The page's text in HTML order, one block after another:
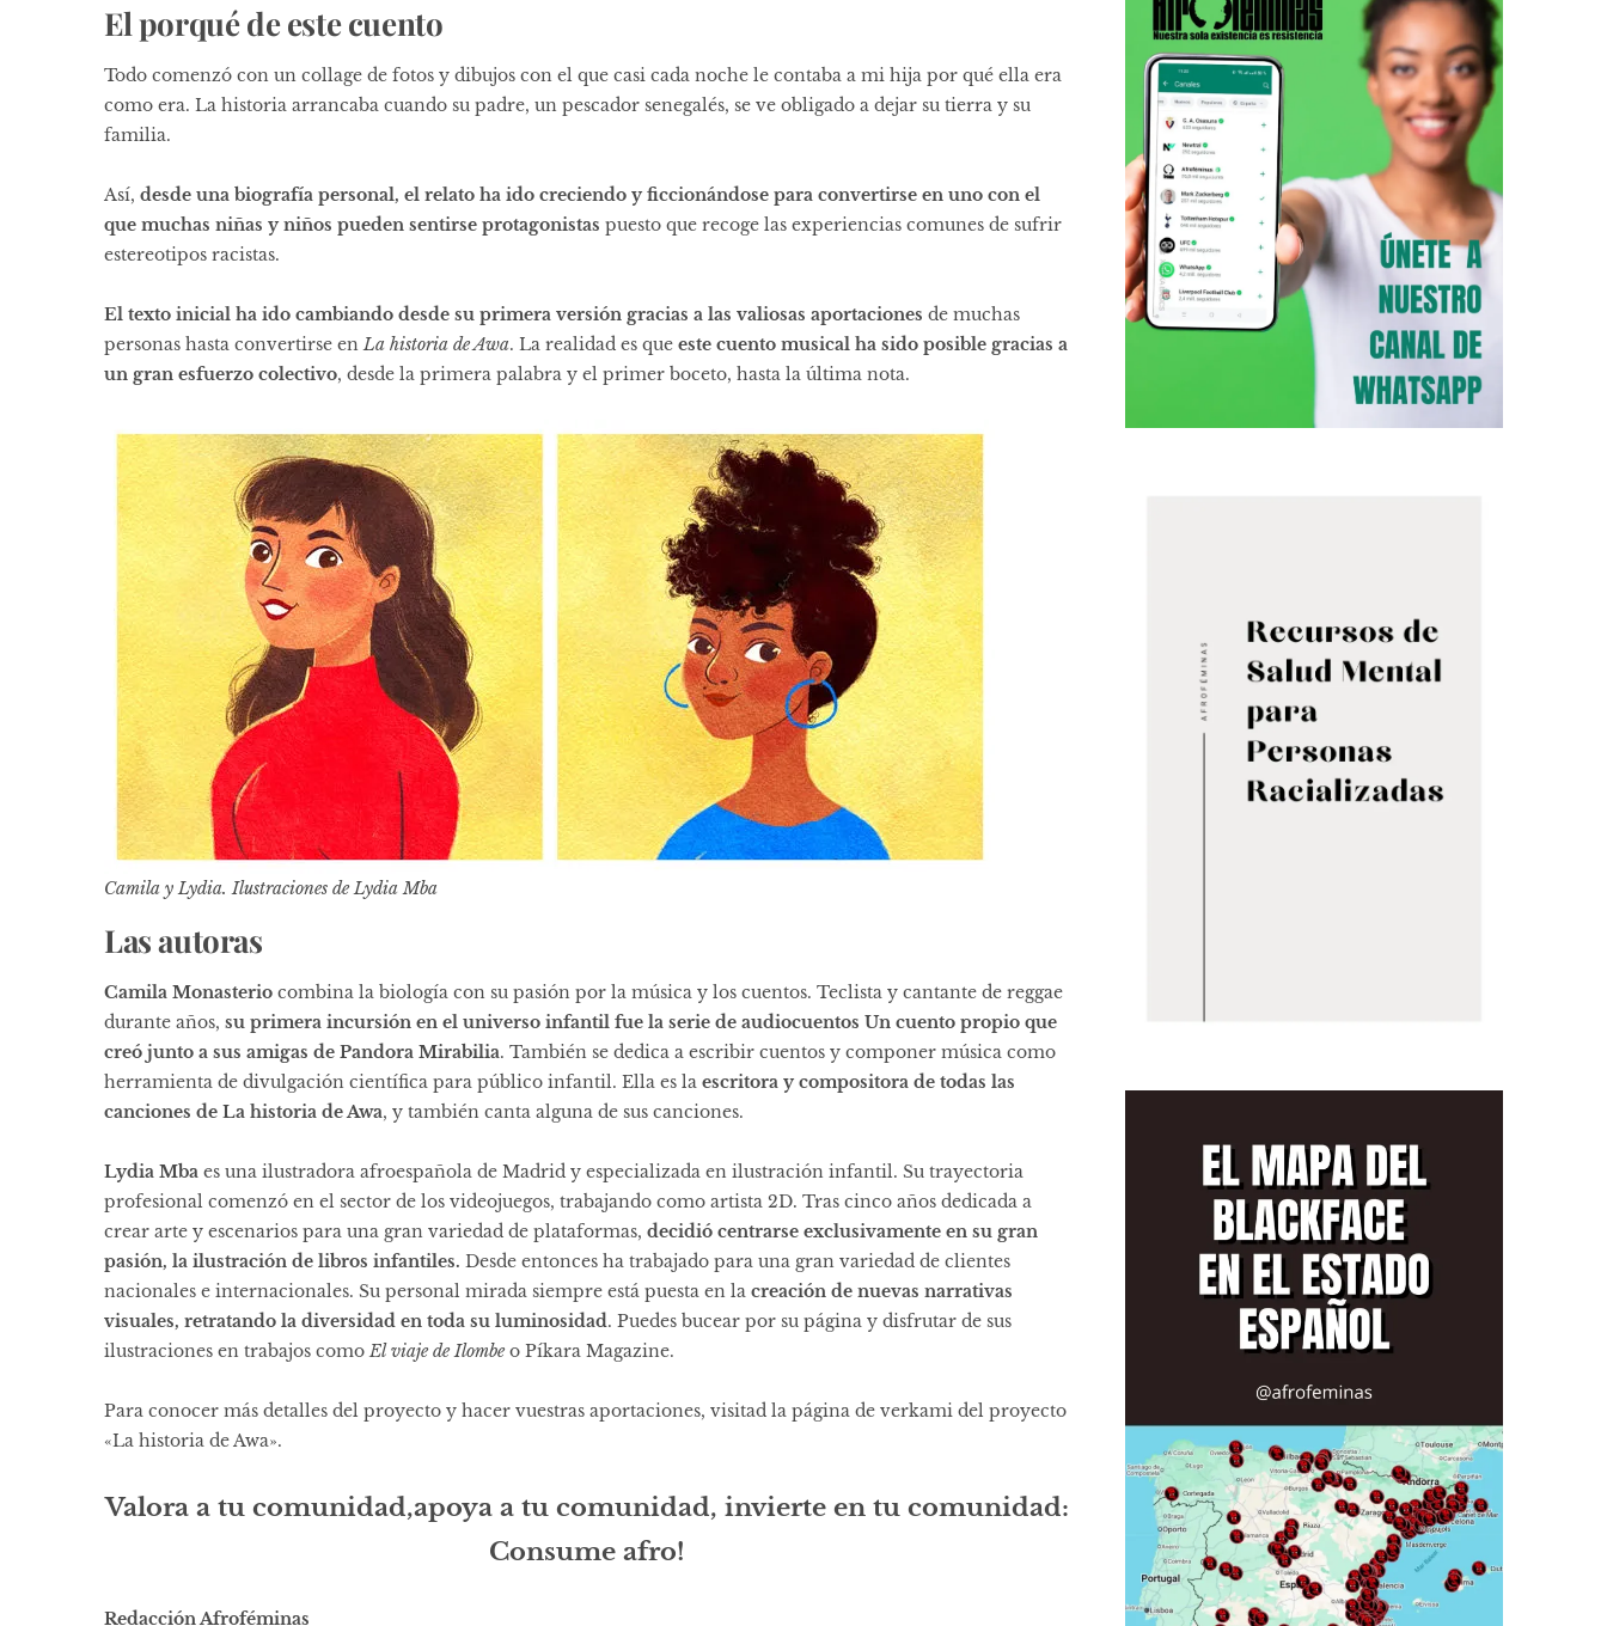
El porqué de este cuento
Todo comenzó con un collage de fotos y dibujos con el que casi cada noche le contaba a mi hija por qué ella era
como era. La historia arrancaba cuando su padre, un pescador senegalés, se ve obligado a dejar su tierra y su
familia.
Así, desde una biografía personal, el relato ha ido creciendo y ficcionándose para convertirse en uno con el
que muchas niñas y niños pueden sentirse protagonistas puesto que recoge las experiencias comunes de sufrir
estereotipos racistas.
El texto inicial ha ido cambiando desde su primera versión gracias a las valiosas aportaciones de muchas
personas hasta convertirse en La historia de Awa. La realidad es que este cuento musical ha sido posible gracias a
un gran esfuerzo colectivo, desde la primera palabra y el primer boceto, hasta la última nota.
Camila y Lydia. Ilustraciones de Lydia Mba
Las autoras
Camila Monasterio combina la biología con su pasión por la música y los cuentos. Teclista y cantante de reggae
durante años, su primera incursión en el universo infantil fue la serie de audiocuentos Un cuento propio que
creó junto a sus amigas de Pandora Mirabilia. También se dedica a escribir cuentos y componer música como
herramienta de divulgación científica para público infantil. Ella es la escritora y compositora de todas las
canciones de La historia de Awa, y también canta alguna de sus canciones.
Lydia Mba es una ilustradora afroespañola de Madrid y especializada en ilustración infantil. Su trayectoria
profesional comenzó en el sector de los videojuegos, trabajando como artista 2D. Tras cinco años dedicada a
crear arte y escenarios para una gran variedad de plataformas, decidió centrarse exclusivamente en su gran
pasión, la ilustración de libros infantiles. Desde entonces ha trabajado para una gran variedad de clientes
nacionales e internacionales. Su personal mirada siempre está puesta en la creación de nuevas narrativas
visuales, retratando la diversidad en toda su luminosidad . Puedes bucear por su página y disfrutar de sus
ilustraciones en trabajos como El viaje de Ilombeo Píkara Magazine.
Para conocer más detalles del proyecto y hacer vuestras aportaciones, visitad la página de verkami del proyecto
«La historia de Awa».
Valora a tu comunidad,apoya a tu comunidad, invierte en tu comunidad:
Consume afro!
Redacción Afroféminas